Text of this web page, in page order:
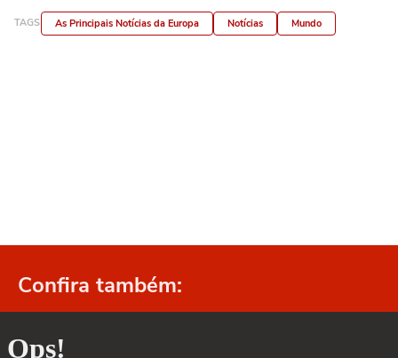
TAGS As Principais Notícias da Europa Notícias Mundo
Confira também: